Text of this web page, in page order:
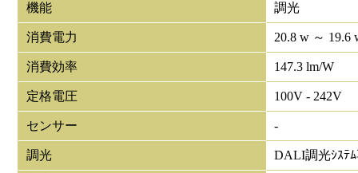
機能 調光
消費電力 20.8 w ～ 19.6
消費効率 147.3 lm/W
定格電圧 100V - 242V
センサー -
調光 DALI調光ｼｽﾃ